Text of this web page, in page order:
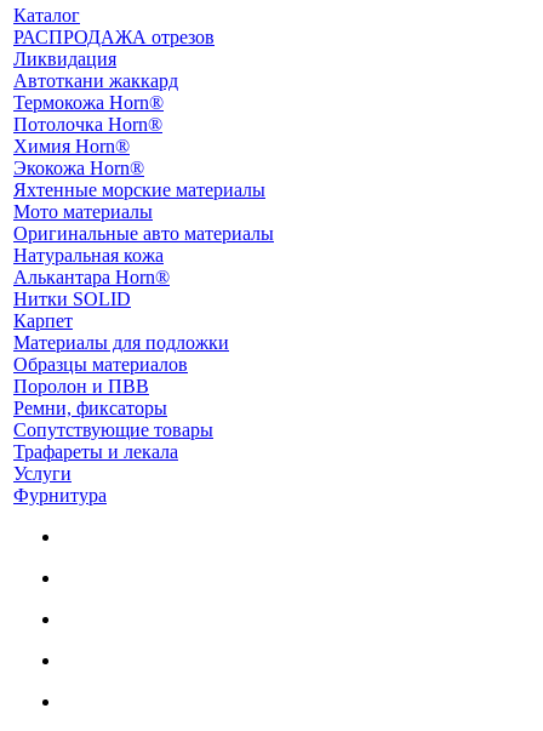
Каталог
РАСПРОДАЖА отрезов
Ликвидация
Автоткани жаккард
Термокожа Horn®
Потолочка Horn®
Химия Horn®
Экокожа Horn®
Яхтенные морские материалы
Мото материалы
Оригинальные авто материалы
Натуральная кожа
Алькантара Horn®
Нитки SOLID
Карпет
Материалы для подложки
Образцы материалов
Поролон и ПВВ
Ремни, фиксаторы
Сопутствующие товары
Трафареты и лекала
Услуги
Фурнитура